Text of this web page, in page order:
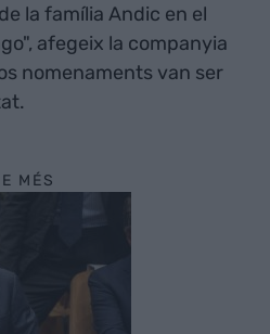
la família Andic en el
afegeix la companyia
nomenaments van ser
MÉS